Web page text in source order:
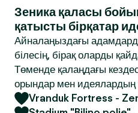
Зеника қаласы
қатысты бірқатар
Айналаңыздағы
білесің, бірақ оларды
Төменде қалаңдағы
орындар мен идеялардың
Vranduk Fortress -